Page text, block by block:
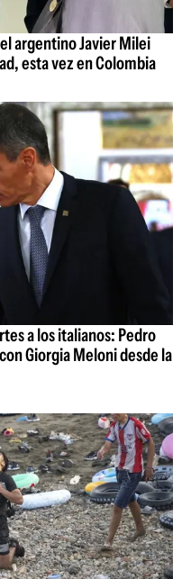
argentino Javier Milei
esta vez en Colombia
a los italianos: Pedro
Giorgia Meloni desde la